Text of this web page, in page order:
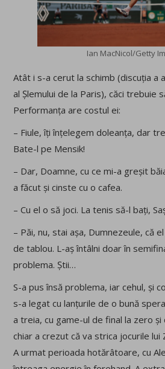
Ian MacNicol/Getty
Atât i s-a cerut la schimb (discuția a
al Șlemului de la Paris), căci trebuie
Performanța are costul ei:
– Fiule, îți înțelegem doleanța, dar
Bate-l pe Mensik!
– Dar, Doamne, cu ce mi-a greșit
a făcut și cinste cu o cafea.
– Cu el o să joci. La tenis să-l bați,
– Păi, nu, stai așa, Dumnezeule, că
de tablou. L-aș întâlni doar în
problema. Știi…
S-a pus însă problema, iar cehul, și
s-a legat cu lanțurile de o bună
a treia, cu game-ul de final la zero
chiar a crezut că va strica jocurile lui
A urmat perioada hotărâtoare, cu